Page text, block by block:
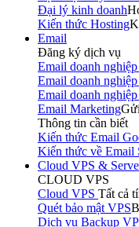
Đại lý kinh doanh
Kiến thức Hosting
Email
Đăng ký dịch vụ
Email doanh
Email doanh
Email doanh
Email Marketing
Thông tin cần biết
Kiến thức Email
Kiến thức về Email
Cloud VPS &
CLOUD VPS
Cloud VPS Tất cả
Quét bảo mật VPS
Dịch vụ Backup